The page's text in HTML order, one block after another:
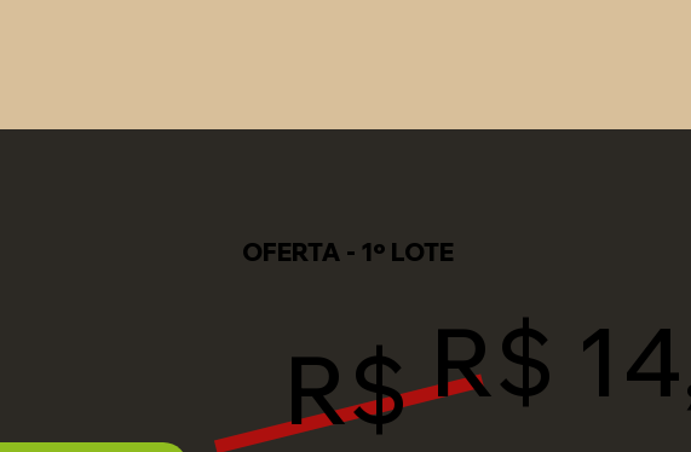
OFERTA - 1º LOTE
R$R$